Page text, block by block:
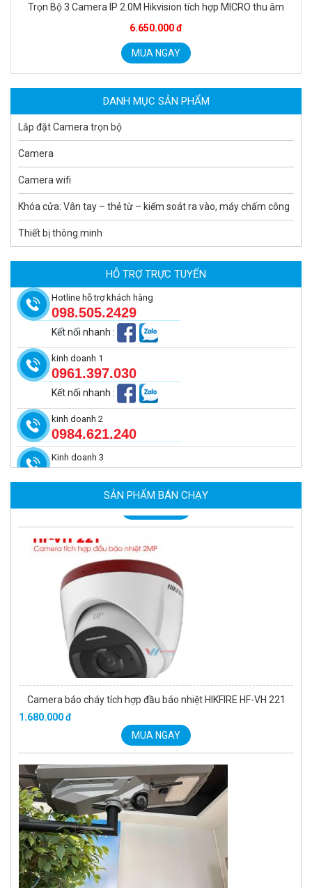
Trọn Bộ 3 Camera IP 2.0M Hikvision tích hợp MICRO thu âm
6.650.000 đ
MUA NGAY
DANH MỤC SẢN PHẨM
Lắp đặt Camera trọn bộ
Camera
Camera wifi
Khóa cửa: Vân tay – thẻ từ – kiểm soát ra vào, máy chấm công
Thiết bị thông minh
HỖ TRỢ TRỰC TUYẾN
Hotline hỗ trợ khách hàng
098.505.2429
Kết nối nhanh :
kinh doanh 1
0961.397.030
Kết nối nhanh :
kinh doanh 2
0984.621.240
Kinh doanh 3
SẢN PHẨM BÁN CHẠY
MUA NGAY
Camera tích hợp đầu báo nhiệt 4MP Hikfire HF-VH 243
2.350.000 đ
MUA NGAY
Camera báo cháy 4MP Hikfire HF-VR 343
MUA NGAY
Camera báo cháy tích hợp đầu báo nhiệt HIKFIRE HF-VH 221
1.680.000 đ
MUA NGAY